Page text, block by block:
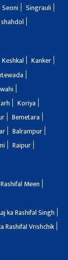
Seoni
Singrauli
shahdol
Keshkal
Kanker
Koriya
Bemetara
Balrampur
Raipur
Meen
ka Rashifal Singh
Rashifal Vrishchik